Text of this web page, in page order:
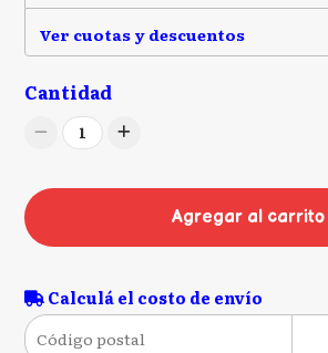
Ver cuotas y descuentos
Cantidad
1
Agregar al carrito
Calculá el costo de envío